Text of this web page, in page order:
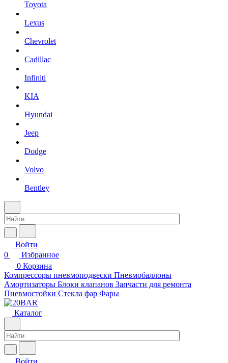
Toyota
Lexus
Chevrolet
Cadillac
Infiniti
KIA
Hyundai
Jeep
Dodge
Volvo
Bentley
Войти
0
Избранное
0 Корзина
Компрессоры пневмоподвески Пневмобаллоны
Амортизаторы Блоки клапанов Запчасти для ремонта
Пневмостойки Стекла фар Фары
Каталог
Войти